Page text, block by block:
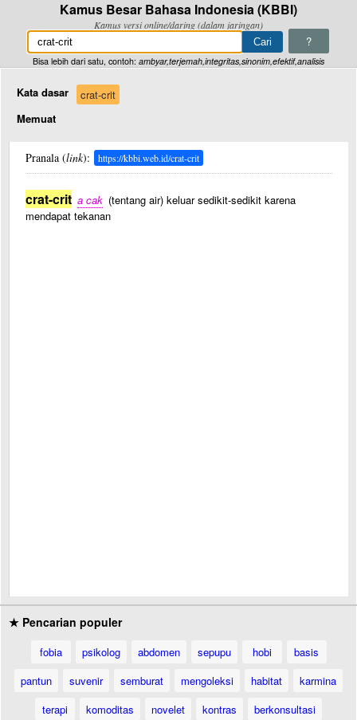
Kamus Besar Bahasa Indonesia (KBBI)
Kamus versi online/daring (dalam jaringan)
?
Bisa lebih dari satu, contoh: ambyar,terjemah,integritas,sinonim,efektif,analisis
Kata dasar
crat-crit
Memuat
Pranala (link): https://kbbi.web.id/crat-crit
crat-crit a cak (tentang air) keluar sedikit-sedikit karena
mendapat tekanan
★ Pencarian populer
fobia psikolog abdomen sepupu hobi
basis
pantun
suvenir semburat mengoleksi habitat
karmina
terapi
komoditas novelet kontras
berkonsultasi